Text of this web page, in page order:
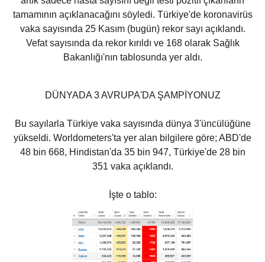
tamamının açıklanacağını söyledi. Türkiye'de koronavirüs
vaka sayısında 25 Kasım (bugün) rekor sayı açıklandı.
Vefat sayısında da rekor kırıldı ve 168 olarak Sağlık
Bakanlığı'nın tablosunda yer aldı.
DÜNYADA 3 AVRUPA'DA ŞAMPİYONUZ
Bu sayılarla Türkiye vaka sayısında dünya 3'üncülüğüne
yükseldi. Worldometers'ta yer alan bilgilere göre; ABD'de
48 bin 668, Hindistan'da 35 bin 947, Türkiye'de 28 bin
351 vaka açıklandı.
İşte o tablo: